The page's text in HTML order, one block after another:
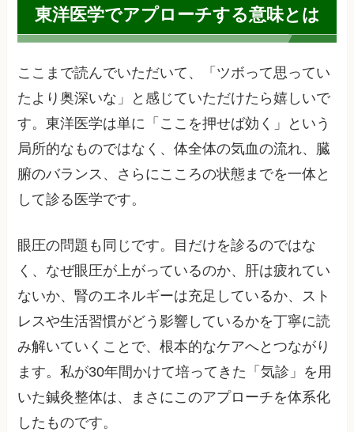
東洋医学でアプローチする意味とは
ここまで読んでいただいて、「ツボって思ってい
たより奥深いな」と感じていただけたら嬉しいで
す。東洋医学は単に「ここを押せば効く」という
局所的なものではなく、体全体の気血の流れ、臓
腑のバランス、さらにこころの状態までを一体と
して診る医学です。
眼圧の問題も同じです。目だけを診るのではな
く、なぜ眼圧が上がっているのか、肝は疲れてい
ないか、腎のエネルギーは充足しているか、スト
レスや生活習慣がどう影響しているかを丁寧に読
み解いていくことで、根本的なケアへとつながり
ます。私が30年間かけて培ってきた「気診」を用
いた鍼灸整体は、まさにこのアプローチを体系化
したものです。